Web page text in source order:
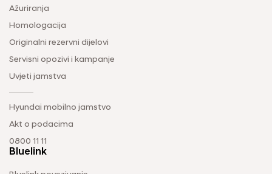
Ažuriranja
Homologacija
Originalni rezervni dijelovi
Servisni opozivi i kampanje
Uvjeti jamstva
Hyundai mobilno jamstvo
Akt o podacima
0800 11 11
Bluelink